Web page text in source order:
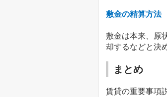
敷金の精算方法
敷金は本来、原
却するなどと決
まとめ
賃貸の重要事項